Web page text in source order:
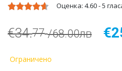
Оценка: 4.60-5
€34.77 /68.00лв
Ограничено